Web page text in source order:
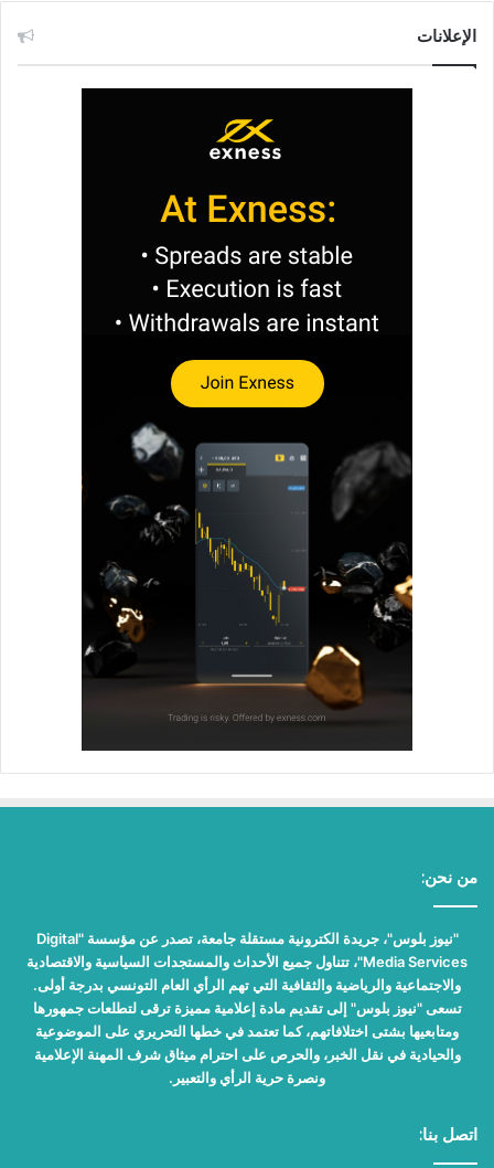
الإعلانات
من نحن:
"نيوز بلوس"، جريدة الكترونية مستقلة جامعة، تصدر عن مؤسسة "Digital
Media Services"، تتناول جميع الأحداث والمستجدات السياسية والاقتصادية
والاجتماعية والرياضية والثقافية التي تهم الرأي العام التونسي بدرجة أولى.
تسعى "نيوز بلوس" إلى تقديم مادة إعلامية مميزة ترقى لتطلعات جمهورها
ومتابعيها بشتى اختلافاتهم، كما تعتمد في خطها التحريري على الموضوعية
والحيادية في نقل الخبر، والحرص على احترام ميثاق شرف المهنة الإعلامية
ونصرة حرية الرأي والتعبير.
اتصل بنا: